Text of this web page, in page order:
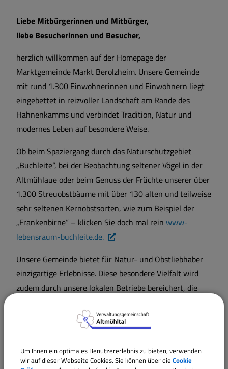
Liebe Mitbürgerinnen und Mitbürger,
liebe Besucherinnen und Besucher,
herzlich willkommen auf der Homepage der
Marktgemeinde Markt Berolzheim. Unsere Gemeinde
mit rund 1.300 Einwohnerinnen und Einwohnern liegt
eingebettet in reizvoller Landschaft am Rande des
Hahnenkamms und verbindet Tradition, Natur und
modernes Leben auf besondere Weise.
Ob beim Spaziergang durch das Naturschutzgebiet
„Buchleite“, bei der Beobachtung seltener Vögel in der
Altmühlaue oder beim Genuss der Früchte unserer über
1.300 Streuobstbäume mit über 130 alten und teilweise
sehr seltenen Kernobstsorten, wie zum Beispiel der
„Frankenbirne“ – klicken Sie doch mal rein www-
lebensraum-buchleite.de.
Unsere Gemeinde bietet für Natur- und Obstliebhaber
einzigartige Erlebnisse. Diese besondere Vielfalt wird
zudem durch unsere lokalen Betriebe bereichert, die
Einsatz moderner Technik verbinden und so die enge
Verbindung zwischen Natur, Nachhaltigkeit und
Um Ihnen ein optimales Benutzererlebnis zu bieten, verwenden
wir auf dieser Webseite Cookies. Sie können über die Cookie